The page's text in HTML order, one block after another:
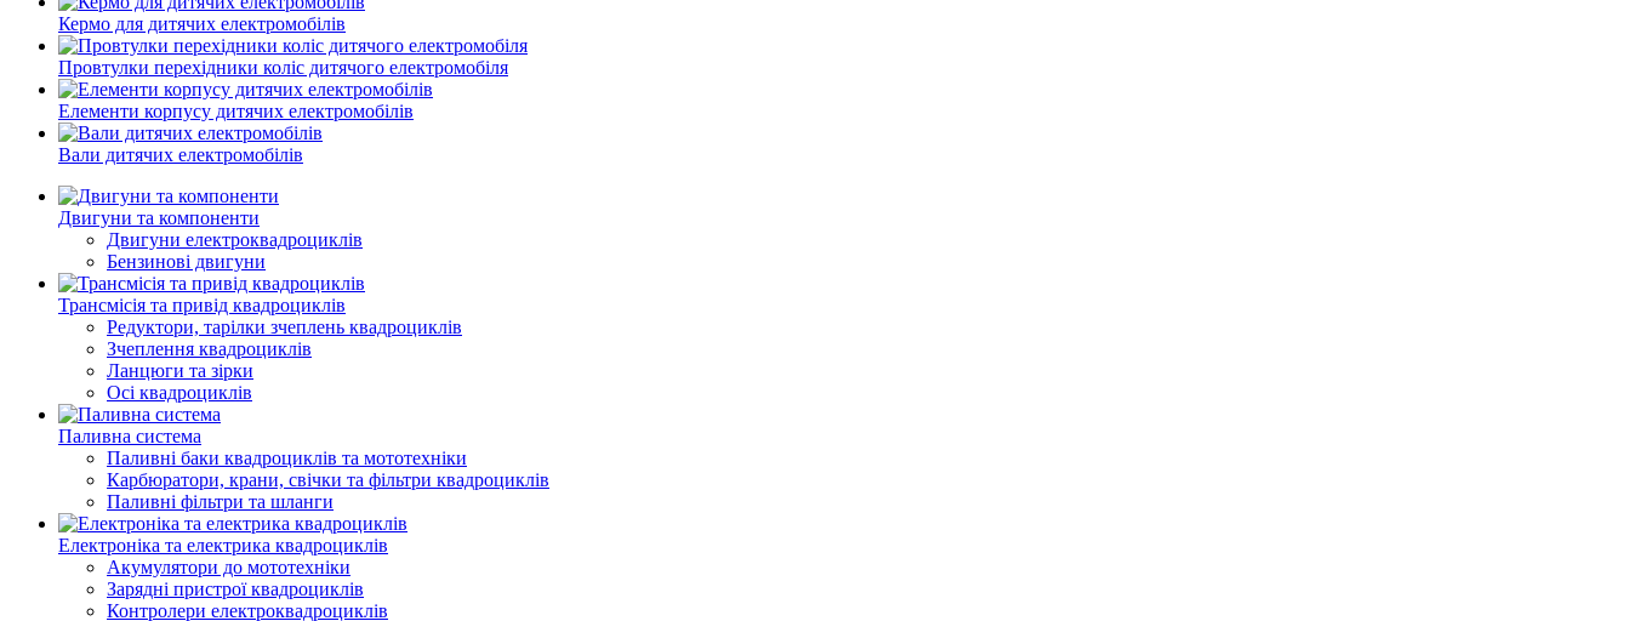
Кермо для дитячих електромобілів
Провтулки перехідники коліс дитячого електромобіля
Елементи корпусу дитячих електромобілів
Вали дитячих електромобілів
Двигуни та компоненти
Двигуни електроквадроциклів
Бензинові двигуни
Трансмісія та привід квадроциклів
Редуктори, тарілки зчеплень квадроциклів
Зчеплення квадроциклів
Ланцюги та зірки
Осі квадроциклів
Паливна система
Паливні баки квадроциклів та мототехніки
Карбюратори, крани, свічки та фільтри квадроциклів
Паливні фільтри та шланги
Електроніка та електрика квадроциклів
Акумулятори до мототехніки
Зарядні пристрої квадроциклів
Контролери електроквадроциклів